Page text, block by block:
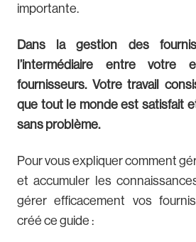
importante.
Dans la gestion des
l’intermédiaire entre votre
fournisseurs. Votre travail
que tout le monde est satisfait
sans problème.
Pour vous expliquer comment
et accumuler les
gérer efficacement vos
créé ce guide :